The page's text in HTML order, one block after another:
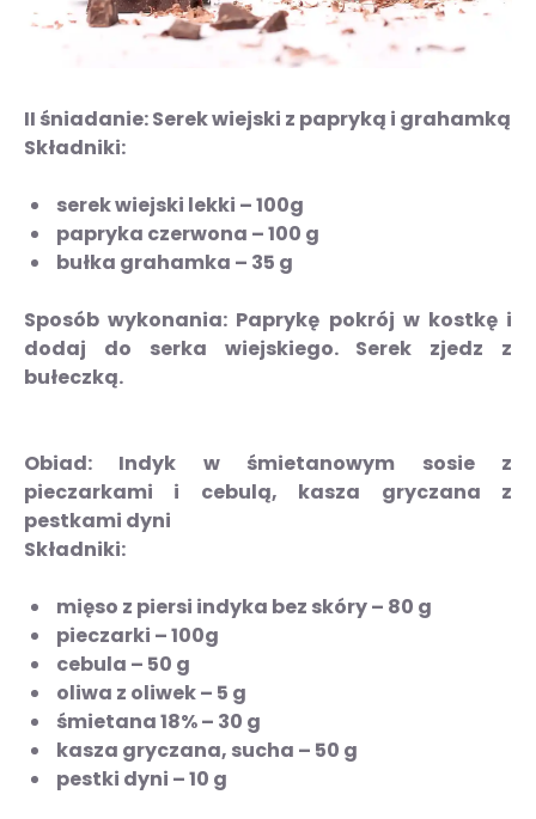
II śniadanie: Serek wiejski z papryką i grahamką
Składniki:
serek wiejski lekki – 100g
papryka czerwona – 100 g
bułka grahamka – 35 g
Sposób wykonania: Paprykę pokrój w kostkę i
dodaj do serka wiejskiego. Serek zjedz z
bułeczką.
Obiad:
Indyk w śmietanowym sosie z
pieczarkami i cebulą, kasza gryczana z
pestkami dyni
Składniki:
mięso z piersi indyka bez skóry – 80 g
pieczarki – 100g
cebula – 50 g
oliwa z oliwek – 5 g
śmietana 18% – 30 g
kasza gryczana, sucha – 50 g
pestki dyni – 10 g